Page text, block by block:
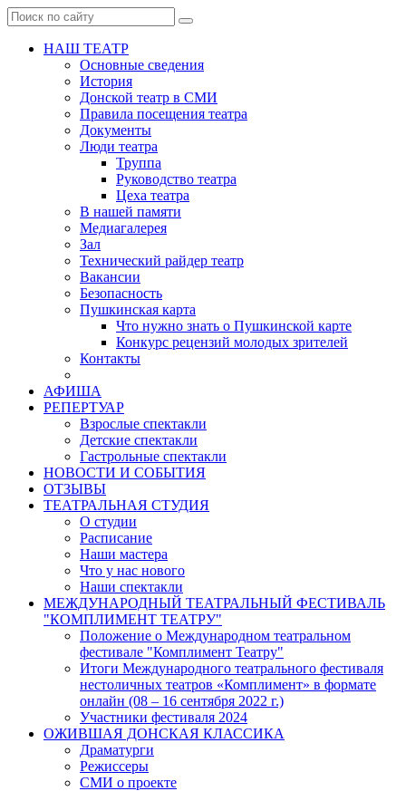
НАШ ТЕАТР
Основные сведения
История
Донской театр в СМИ
Правила посещения театра
Документы
Люди театра
Труппа
Руководство театра
Цеха театра
В нашей памяти
Медиагалерея
Зал
Технический райдер театр
Вакансии
Безопасность
Пушкинская карта
Что нужно знать о Пушкинской карте
Конкурс рецензий молодых зрителей
Контакты
АФИША
РЕПЕРТУАР
Взрослые спектакли
Детские спектакли
Гастрольные спектакли
НОВОСТИ И СОБЫТИЯ
ОТЗЫВЫ
ТЕАТРАЛЬНАЯ СТУДИЯ
О студии
Расписание
Наши мастера
Что у нас нового
Наши спектакли
МЕЖДУНАРОДНЫЙ ТЕАТРАЛЬНЫЙ ФЕСТИВАЛЬ
"КОМПЛИМЕНТ ТЕАТРУ"
Положение о Международном театральном
фестивале "Комплимент Театру"
Итоги Международного театрального фестиваля
нестоличных театров «Комплимент» в формате
онлайн (08 – 16 сентября 2022 г.)
Участники фестиваля 2024
ОЖИВШАЯ ДОНСКАЯ КЛАССИКА
Драматурги
Режиссеры
СМИ о проекте